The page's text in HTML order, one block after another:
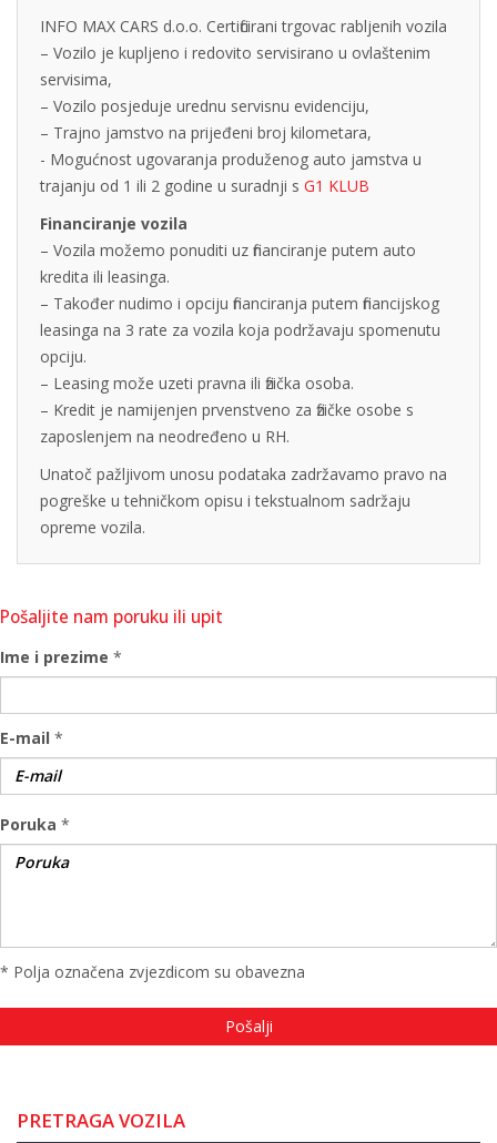
INFO MAX CARS d.o.o. Certificirani trgovac rabljenih vozila
– Vozilo je kupljeno i redovito servisirano u ovlaštenim
servisima,
– Vozilo posjeduje urednu servisnu evidenciju,
– Trajno jamstvo na prijeđeni broj kilometara,
- Mogućnost ugovaranja produženog auto jamstva u
trajanju od 1 ili 2 godine u suradnji s G1 KLUB
Financiranje vozila
– Vozila možemo ponuditi uz financiranje putem auto
kredita ili leasinga.
– Također nudimo i opciju financiranja putem financijskog
leasinga na 3 rate za vozila koja podržavaju spomenutu
opciju.
– Leasing može uzeti pravna ili fizička osoba.
– Kredit je namijenjen prvenstveno za fizičke osobe s
zaposlenjem na neodređeno u RH.
Unatoč pažljivom unosu podataka zadržavamo pravo na
pogreške u tehničkom opisu i tekstualnom sadržaju
opreme vozila.
Pošaljite nam poruku ili upit
Ime i prezime *
E-mail *
Poruka *
* Polja označena zvjezdicom su obavezna
PRETRAGA VOZILA